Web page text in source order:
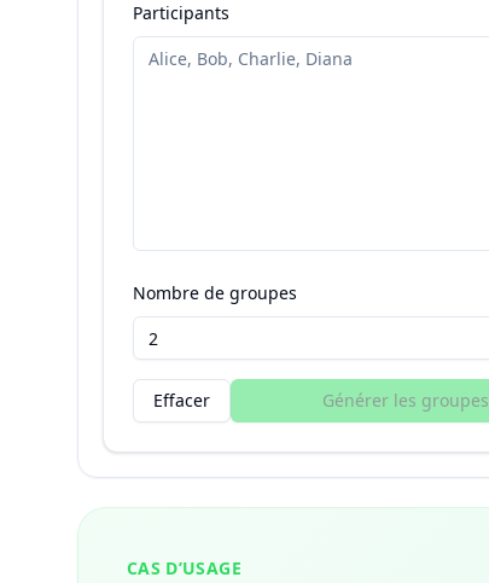
Participants
Nombre de groupes
Effacer Générer les groupes
CAS D’USAGE